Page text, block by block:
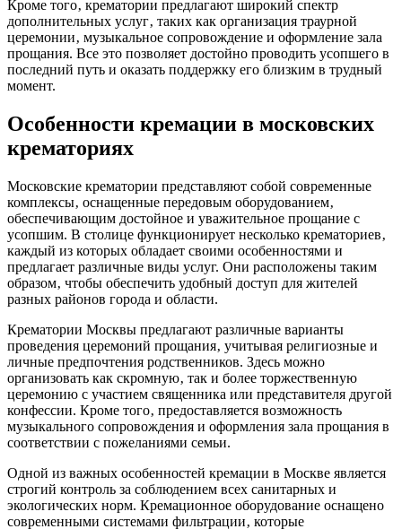
Кроме того‚ крематории предлагают широкий спектр
дополнительных услуг‚ таких как организация траурной
церемонии‚ музыкальное сопровождение и оформление зала
прощания. Все это позволяет достойно проводить усопшего в
последний путь и оказать поддержку его близким в трудный
момент.
Особенности кремации в московских
крематориях
Московские крематории представляют собой современные
комплексы‚ оснащенные передовым оборудованием‚
обеспечивающим достойное и уважительное прощание с
усопшим. В столице функционирует несколько крематориев‚
каждый из которых обладает своими особенностями и
предлагает различные виды услуг. Они расположены таким
образом‚ чтобы обеспечить удобный доступ для жителей
разных районов города и области.
Крематории Москвы предлагают различные варианты
проведения церемоний прощания‚ учитывая религиозные и
личные предпочтения родственников. Здесь можно
организовать как скромную‚ так и более торжественную
церемонию с участием священника или представителя другой
конфессии. Кроме того‚ предоставляется возможность
музыкального сопровождения и оформления зала прощания в
соответствии с пожеланиями семьи.
Одной из важных особенностей кремации в Москве является
строгий контроль за соблюдением всех санитарных и
экологических норм. Кремационное оборудование оснащено
современными системами фильтрации‚ которые